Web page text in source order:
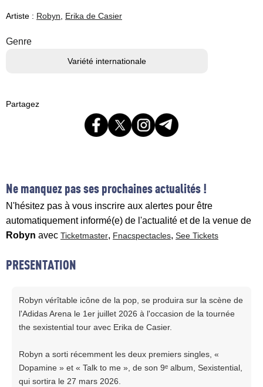
Artiste : Robyn Erika de Casier
Genre
Variété internationale
Partagez
Ne manquez pas ses prochaines actualités !
N'hésitez pas à vous inscrire aux alertes pour être
automatiquement informé(e) de l'actualité et de la venue de
Robyn avec Ticketmaster, Fnacspectacles, See Tickets
PRESENTATION
Robyn vérîtable icône de la pop, se produira sur la scène de
l'Adidas Arena le 1er juillet 2026 à l'occasion de la tournée
the sexistential tour avec Erika de Casier.
Robyn a sorti récemment les deux premiers singles, «
Dopamine » et « Talk to me », de son 9ᵉ album, Sexistential,
qui sortira le 27 mars 2026.